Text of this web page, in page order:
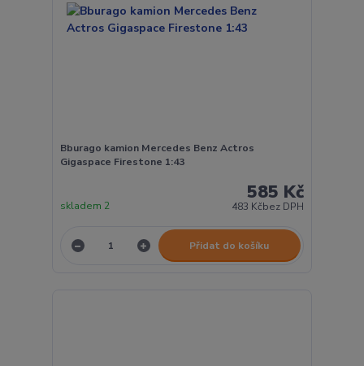
Bburago kamion Mercedes Benz Actros
Gigaspace Firestone 1:43
585 Kč
483 Kčbez DPH
skladem 2
Přidat do košíku